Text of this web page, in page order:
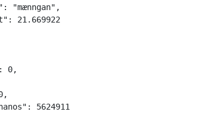
"mænngan",
21.669922
0,
5624911